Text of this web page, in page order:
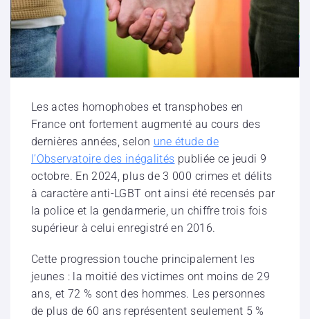
Les actes homophobes et transphobes en
France ont fortement augmenté au cours des
dernières années, selon une étude de
l’Observatoire des inégalités publiée ce jeudi 9
octobre. En 2024, plus de 3 000 crimes et délits
à caractère anti-LGBT ont ainsi été recensés par
la police et la gendarmerie, un chiffre trois fois
supérieur à celui enregistré en 2016.
Cette progression touche principalement les
jeunes : la moitié des victimes ont moins de 29
ans, et 72 % sont des hommes. Les personnes
de plus de 60 ans représentent seulement 5 %